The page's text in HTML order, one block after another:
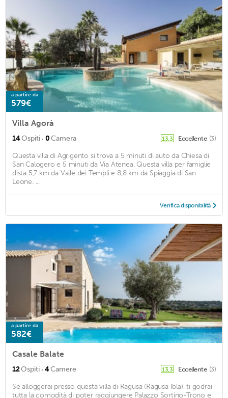
a partire da
579€
Villa Agorà
14Ospiti · 0Camera 13,3 Eccellente (3)
Questa villa di Agrigento si trova a 5 minuti di auto da Chiesa di
San Calogero e 5 minuti da Via Atenea. Questa villa per famiglie
dista 5,7 km da Valle dei Templi e 8,8 km da Spiaggia di San
Leone. ...
Verifica disponibilità
a partire da
582€
Casale Balate
12Ospiti · 4Camere 13,3 Eccellente (3)
Se alloggerai presso questa villa di Ragusa (Ragusa Ibla), ti godrai
tutta la comodità di poter raggiungere Palazzo Sortino-Trono e